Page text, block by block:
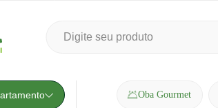
Oba Gourmet